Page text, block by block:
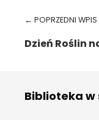
Nawigacja wpisu
← POPRZEDNI WPIS
Dzień Roślin
Biblioteka